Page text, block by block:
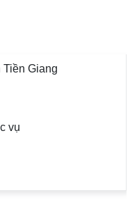
Giang
vụ